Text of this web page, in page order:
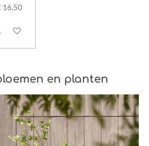
16,50
winkelwagen
en planten